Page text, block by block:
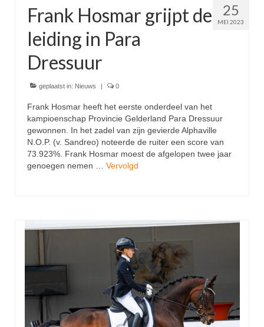
25
MEI 2023
Frank Hosmar grijpt de
leiding in Para
Dressuur
geplaatst in: Nieuws | 0
Frank Hosmar heeft het eerste onderdeel van het
kampioenschap Provincie Gelderland Para Dressuur
gewonnen. In het zadel van zijn gevierde Alphaville
N.O.P. (v. Sandreo) noteerde de ruiter een score van
73.923%. Frank Hosmar moest de afgelopen twee jaar
genoegen nemen … Vervolgd